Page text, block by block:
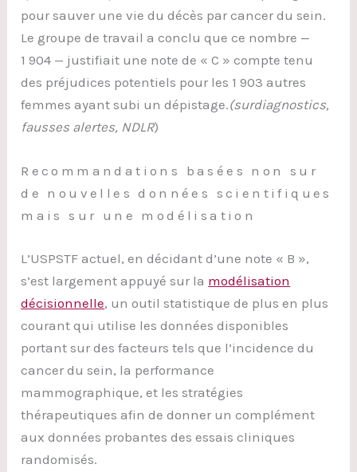
pour sauver une vie du décès par cancer du sein.
Le groupe de travail a conclu que ce nombre —
1 904 — justifiait une note de « C » compte tenu
des préjudices potentiels pour les 1 903 autres
femmes ayant subi un dépistage.(surdiagnostics,
fausses alertes, NDLR)
Recommandations basées non sur
de nouvelles données scientifiques
mais sur une modélisation
L’USPSTF actuel, en décidant d’une note « B »,
s’est largement appuyé sur la modélisation
décisionnelle, un outil statistique de plus en plus
courant qui utilise les données disponibles
portant sur des facteurs tels que l’incidence du
cancer du sein, la performance
mammographique, et les stratégies
thérapeutiques afin de donner un complément
aux données probantes des essais cliniques
randomisés.